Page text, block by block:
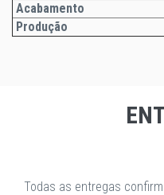
Acabamento
Produção
Todas as entregas